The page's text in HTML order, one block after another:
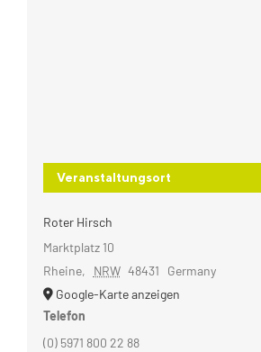
Veranstaltungsort
Roter Hirsch
Marktplatz 10
Rheine, NRW 48431
Germany
Google-Karte anzeigen
Telefon
(0) 5971 800 22 88